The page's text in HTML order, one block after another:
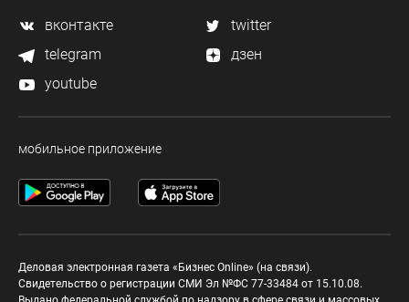
вконтакте
twitter
telegram
дзен
youtube
мобильное приложение
Деловая электронная газета «Бизнес Online» (на связи).
Свидетельство о регистрации СМИ Эл №ФС 77-33484 от 15.10.08.